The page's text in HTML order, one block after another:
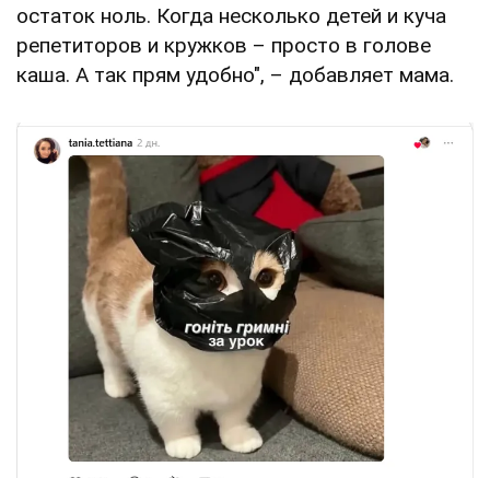
остаток ноль. Когда несколько детей и куча
репетиторов и кружков – просто в голове
каша. А так прям удобно", – добавляет мама.